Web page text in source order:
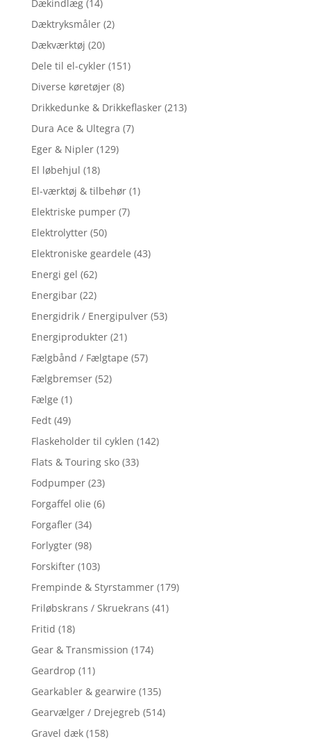
Dækindlæg (14)
Dæktryksmåler (2)
Dækværktøj (20)
Dele til el-cykler (151)
Diverse køretøjer (8)
Drikkedunke & Drikkeflasker (213)
Dura Ace & Ultegra (7)
Eger & Nipler (129)
El løbehjul (18)
El-værktøj & tilbehør (1)
Elektriske pumper (7)
Elektrolytter (50)
Elektroniske geardele (43)
Energi gel (62)
Energibar (22)
Energidrik / Energipulver (53)
Energiprodukter (21)
Fælgbånd / Fælgtape (57)
Fælgbremser (52)
Fælge (1)
Fedt (49)
Flaskeholder til cyklen (142)
Flats & Touring sko (33)
Fodpumper (23)
Forgaffel olie (6)
Forgafler (34)
Forlygter (98)
Forskifter (103)
Frempinde & Styrstammer (179)
Friløbskrans / Skruekrans (41)
Fritid (18)
Gear & Transmission (174)
Geardrop (11)
Gearkabler & gearwire (135)
Gearvælger / Drejegreb (514)
Gravel dæk (158)